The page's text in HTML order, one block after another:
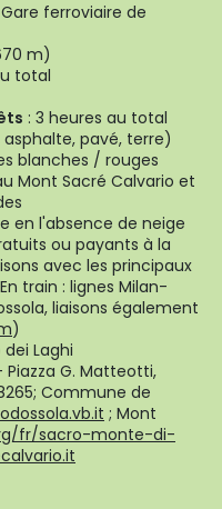
Gare ferroviaire de
m)
total
: 3 heures au total
pavé, terre)
blanches / rouges
Mont Sacré Calvario et
en l'absence de neige
ou payants à la
avec les principaux
train : lignes Milan-
liaisons également
)
Laghi
Piazza G. Matteotti,
Commune de
; Mont
fr/sacro-monte-di-